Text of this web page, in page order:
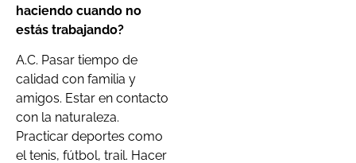
haciendo cuando no
estás trabajando?
A.C. Pasar tiempo de
calidad con familia y
amigos. Estar en contacto
con la naturaleza.
Practicar deportes como
el tenis, fútbol, trail. Hacer